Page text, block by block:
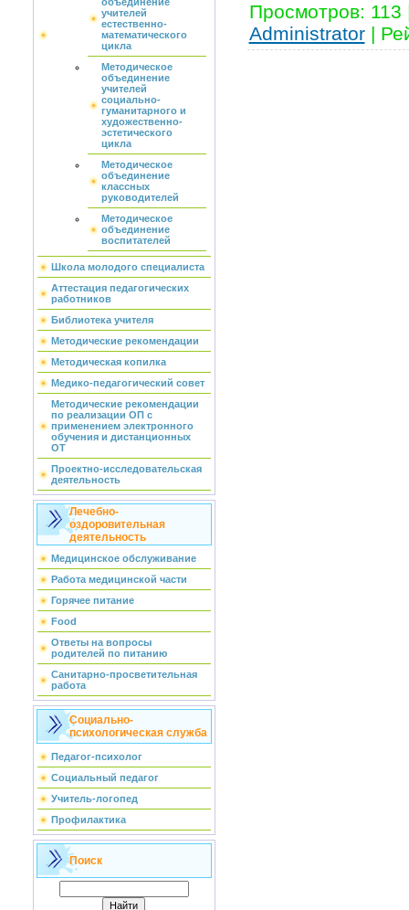
учителей
естественно-
математического
цикла
Методическое
объединение
учителей
социально-
гуманитарного и
художественно-
эстетического
цикла
Методическое
объединение
классных
руководителей
Методическое
объединение
воспитателей
Школа молодого специалиста
Аттестация педагогических
работников
Библиотека учителя
Методические рекомендации
Методическая копилка
Медико-педагогический совет
Методические рекомендации
по реализации ОП с
применением электронного
обучения и дистанционных
ОТ
Проектно-исследовательская
деятельность
Лечебно-
оздоровительная
деятельность
Медицинское обслуживание
Работа медицинской части
Горячее питание
Food
Ответы на вопросы
родителей по питанию
Санитарно-просветительная
работа
Социально-
психологическая служба
Педагог-психолог
Социальный педагог
Учитель-логопед
Профилактика
Поиск
Просмотров: 113
Administrator |